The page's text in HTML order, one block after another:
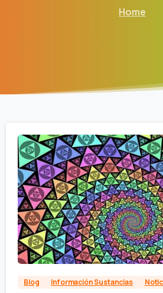
Home
Blog Información Sustancias